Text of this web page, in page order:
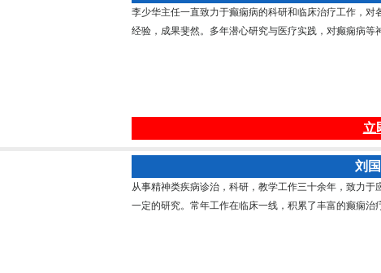
李少华主任一直致力于癫痫病的科研和临床治疗工作，
经验，成果斐然。多年潜心研究与医疗实践，对癫痫病等
立
刘
从事精神类疾病诊治，科研，教学工作三十余年，致力
一定的研究。常年工作在临床一线，积累了丰富的癫痫治